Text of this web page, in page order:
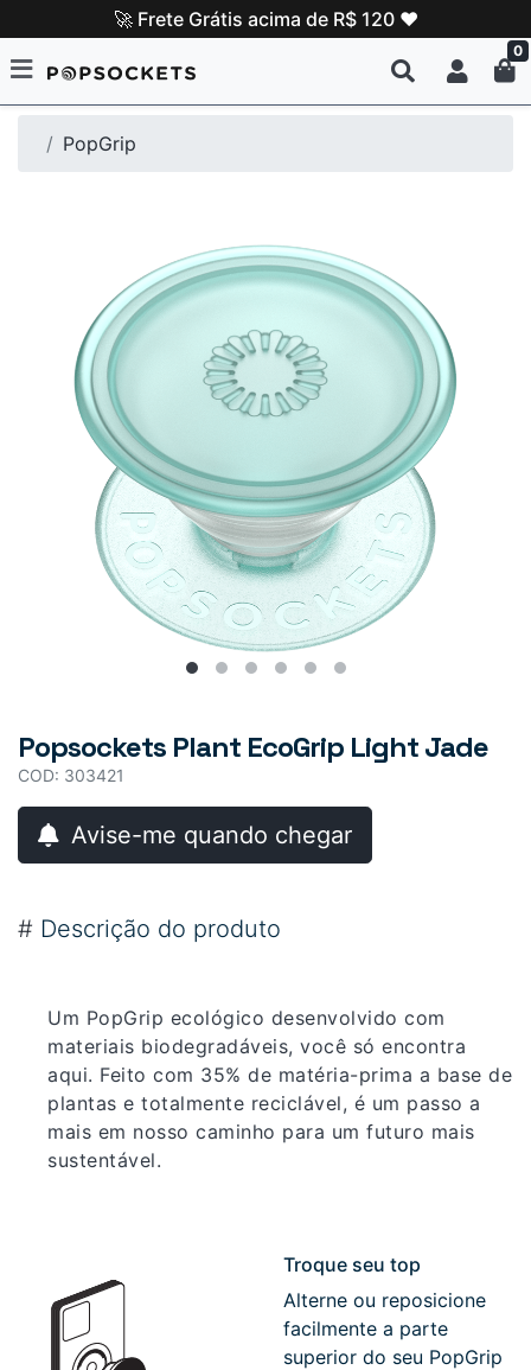
🚀 Frete Grátis acima de R$ 120 ❤️
0
PopGrip
Popsockets Plant EcoGrip Light Jade
COD: 303421
Avise-me quando chegar
# Descrição do produto
Um PopGrip ecológico desenvolvido com
materiais biodegradáveis, você só encontra
aqui. Feito com 35% de matéria-prima a base de
plantas e totalmente reciclável, é um passo a
mais em nosso caminho para um futuro mais
sustentável.
Troque seu top
Alterne ou reposicione
facilmente a parte
superior do seu PopGrip